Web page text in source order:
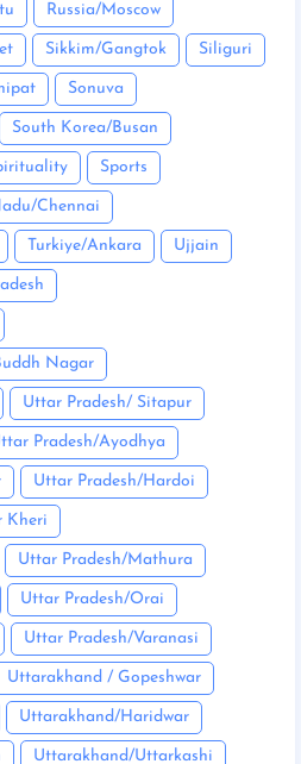
Russia/Moscow
Sikkim/Gangtok Siliguri
Sonuva
South Korea/Busan
Sports
Chennai
Turkiye/Ankara Ujjain
Nagar
Uttar Pradesh/ Sitapur
Pradesh/Ayodhya
Uttar Pradesh/Hardoi
Kheri
Uttar Pradesh/Mathura
Uttar Pradesh/Orai
Uttar Pradesh/Varanasi
Uttarakhand / Gopeshwar
Uttarakhand/Haridwar
Uttarakhand/Uttarkashi